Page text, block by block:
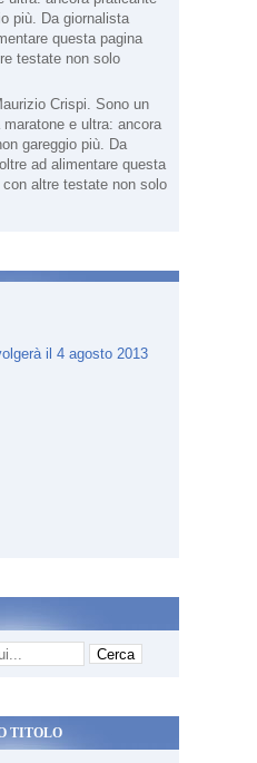
Crispi. Sono un
e ultra: ancora
gareggio più. Da
ad alimentare questa
altre testate non solo
TITOLO